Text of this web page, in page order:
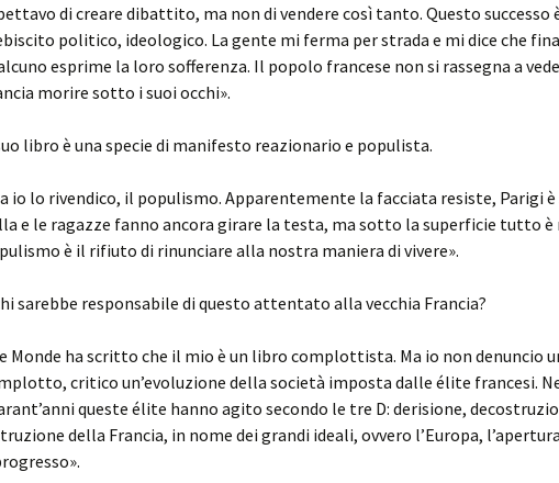
di creare dibattito, ma non di vendere così tanto. Questo successo
politico, ideologico. La gente mi ferma per strada e mi dice che
esprime la loro sofferenza. Il popolo francese non si rassegna a
morire sotto i suoi occhi».
libro è una specie di manifesto reazionario e populista.
io lo rivendico, il populismo. Apparentemente la facciata resiste, Parigi è
e le ragazze fanno ancora girare la testa, ma sotto la superficie tutto è
è il rifiuto di rinunciare alla nostra maniera di vivere».
sarebbe responsabile di questo attentato alla vecchia Francia?
Monde ha scritto che il mio è un libro complottista. Ma io non denuncio
critico un’evoluzione della società imposta dalle élite francesi.
queste élite hanno agito secondo le tre D: derisione,
della Francia, in nome dei grandi ideali, ovvero l’Europa,